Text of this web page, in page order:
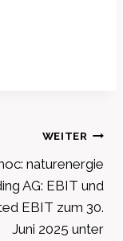
WEITER
naturenergie
AG: EBIT und
EBIT zum 30.
Juni 2025 unter